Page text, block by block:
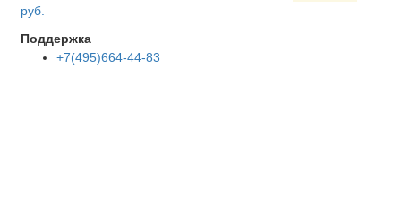
руб.
Поддержка
+7(495)664-44-83